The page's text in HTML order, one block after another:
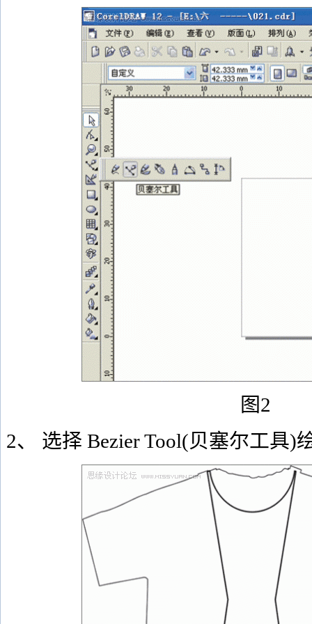
图2
2、 选择 Bezier Tool(贝塞尔工具)